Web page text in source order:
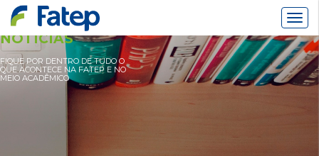
NOTÍCIAS
FIQUE POR DENTRO DE TUDO O
QUE ACONTECE NA FATEP E NO
MEIO ACADÊMICO